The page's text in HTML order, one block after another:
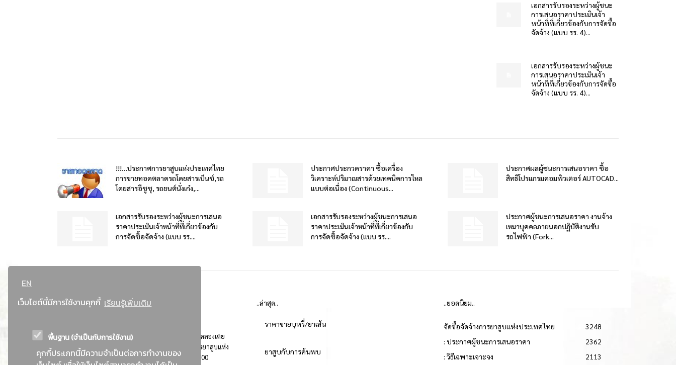
EN
เว็บไซต์นี้มีการใช้งานคุกกี้ เรียนรู้เพิ่มเติม
พื้นฐาน (จำเป็นกับการใช้งาน)
คุกกี้ประเภทนี้มีความจำเป็นต่อการทำงานของ
เอกสารรับรองระหว่างผู้ชนะ
การเสนอราคาประเมินเจ้า
หน้าที่ที่เกี่ยวข้องกับการจัดซื้อ
จัดจ้าง (แบบ รร. 4)...
เอกสารรับรองระหว่างผู้ชนะ
การเสนอราคาประเมินเจ้า
หน้าที่ที่เกี่ยวข้องกับการจัดซื้อ
จัดจ้าง (แบบ รร. 4)...
!!!…ประกาศการยาสูบแห่งประเทศไทย
การขายทอดตลาดรถโดยสารเบ็นซ์,รถ
โดยสารอีซูซุ, รถยนต์นั่งเก๋ง,...
ประกาศประกวดราคา ซื้อเครื่อง
วิเคราะห์ปริมาณสารด้วยเทคนิคการไหล
แบบต่อเนื่อง (Continuous...
ประกาศผลผู้ชนะการเสนอราคา ซื้อ
สิทธิโปรแกรมคอมพิวเตอร์ AUTOCAD...
เอกสารรับรองระหว่างผู้ชนะการเสนอ
ราคาประเมินเจ้าหน้าที่ที่เกี่ยวข้องกับ
การจัดซื้อจัดจ้าง (แบบ รร....
เอกสารรับรองระหว่างผู้ชนะการเสนอ
ราคาประเมินเจ้าหน้าที่ที่เกี่ยวข้องกับ
การจัดซื้อจัดจ้าง (แบบ รร....
ประกาศผู้ชนะการเสนอราคา งานจ้าง
เหมาบุคคลภายนอกปฏิบัติงานขับ
รถไฟฟ้า (Fork...
ที่อยู่ : 184 ถนนพระรามที่ 4 แขวงคลองเตย เขตคลองเตย
กรุงเทพมหานคร 10110 ติดต่อประชาสัมพันธ์ การยาสูบแห่ง
ประเทศไทย Call center โทร. 0-2229-1000
..ล่าสุด..
ราคาขายบุหรี่/ยาเส้น
ยาสูบกับการค้นพบ
..ยอดนิยม..
จัดซื้อจัดจ้างการยาสูบแห่งประเทศไทย
3248
: ประกาศผู้ชนะการเสนอราคา
2362
: วิธีเฉพาะเจาะจง
2113